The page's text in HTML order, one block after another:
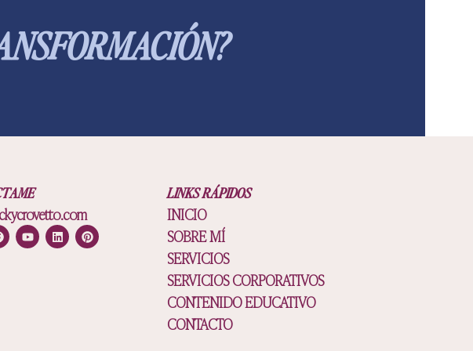
LINKS RÁPIDOS
INICIO
SOBRE MÍ
SERVICIOS
SERVICIOS CORPORATIVOS
CONTENIDO EDUCATIVO
CONTACTO